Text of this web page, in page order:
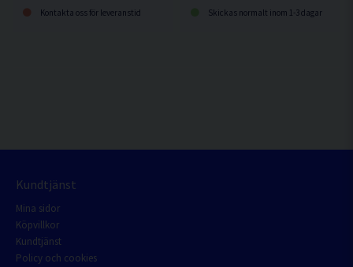
Kontakta oss för leveranstid Skickas normalt inom 1-3 dagar
Kundtjänst
Mina sidor
Köpvillkor
Kundtjänst
Policy och cookies